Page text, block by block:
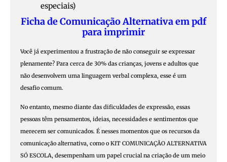
especiais)
Ficha de Comunicação Alternativa em pdf
para imprimir
Você já experimentou a frustração de não conseguir se expressar
plenamente? Para cerca de 30% das crianças, jovens e adultos que
não desenvolvem uma linguagem verbal complexa, esse é um
desafio comum.
No entanto, mesmo diante das dificuldades de expressão, essas
pessoas têm pensamentos, ideias, necessidades e sentimentos que
merecem ser comunicados. É nesses momentos que os recursos da
comunicação alternativa, como o KIT COMUNICAÇÃO ALTERNATIVA
SÓ ESCOLA, desempenham um papel crucial na criação de um meio